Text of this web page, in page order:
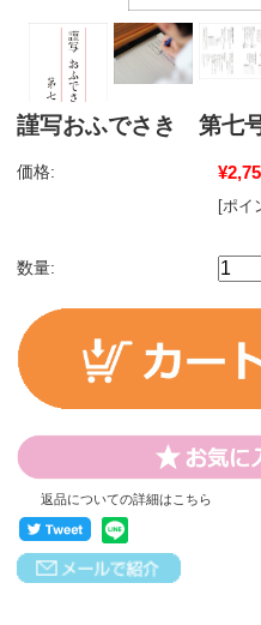
謹写おふでさき 第七
価格:
[ポイ
数量:
返品についての詳細はこちら